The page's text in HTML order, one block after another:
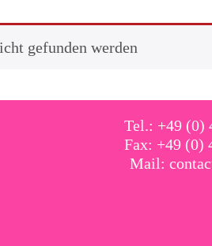
gefunden werden
Tel.: +49 (0)
Fax: +49 (0)
Mail: